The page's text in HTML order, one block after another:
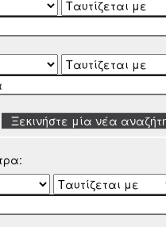
Ξεκινήστε μία νέα